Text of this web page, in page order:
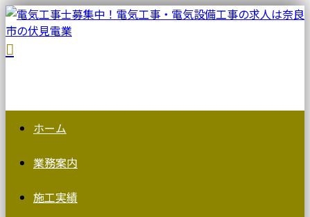
ホーム
業務案内
施工実績